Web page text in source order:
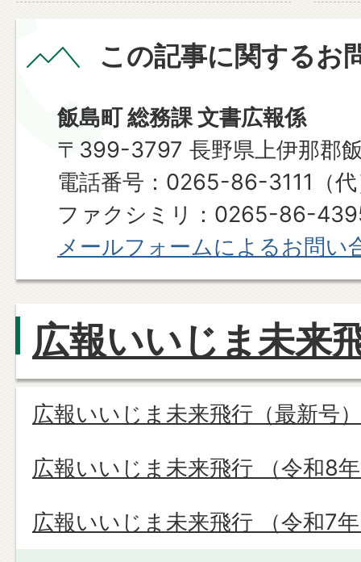
この記事に関するお
飯島町 総務課 文書広報係
〒399-3797 長野県上伊那郡
電話番号：0265-86-3111（
ファクシミリ：0265-86-
メールフォームによるお問い
広報いいじま未来
広報いいじま未来飛行（最新号）
広報いいじま未来飛行 （令和8
広報いいじま未来飛行 （令和7